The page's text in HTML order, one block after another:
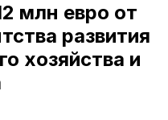
млн евро от
развития
хозяйства и